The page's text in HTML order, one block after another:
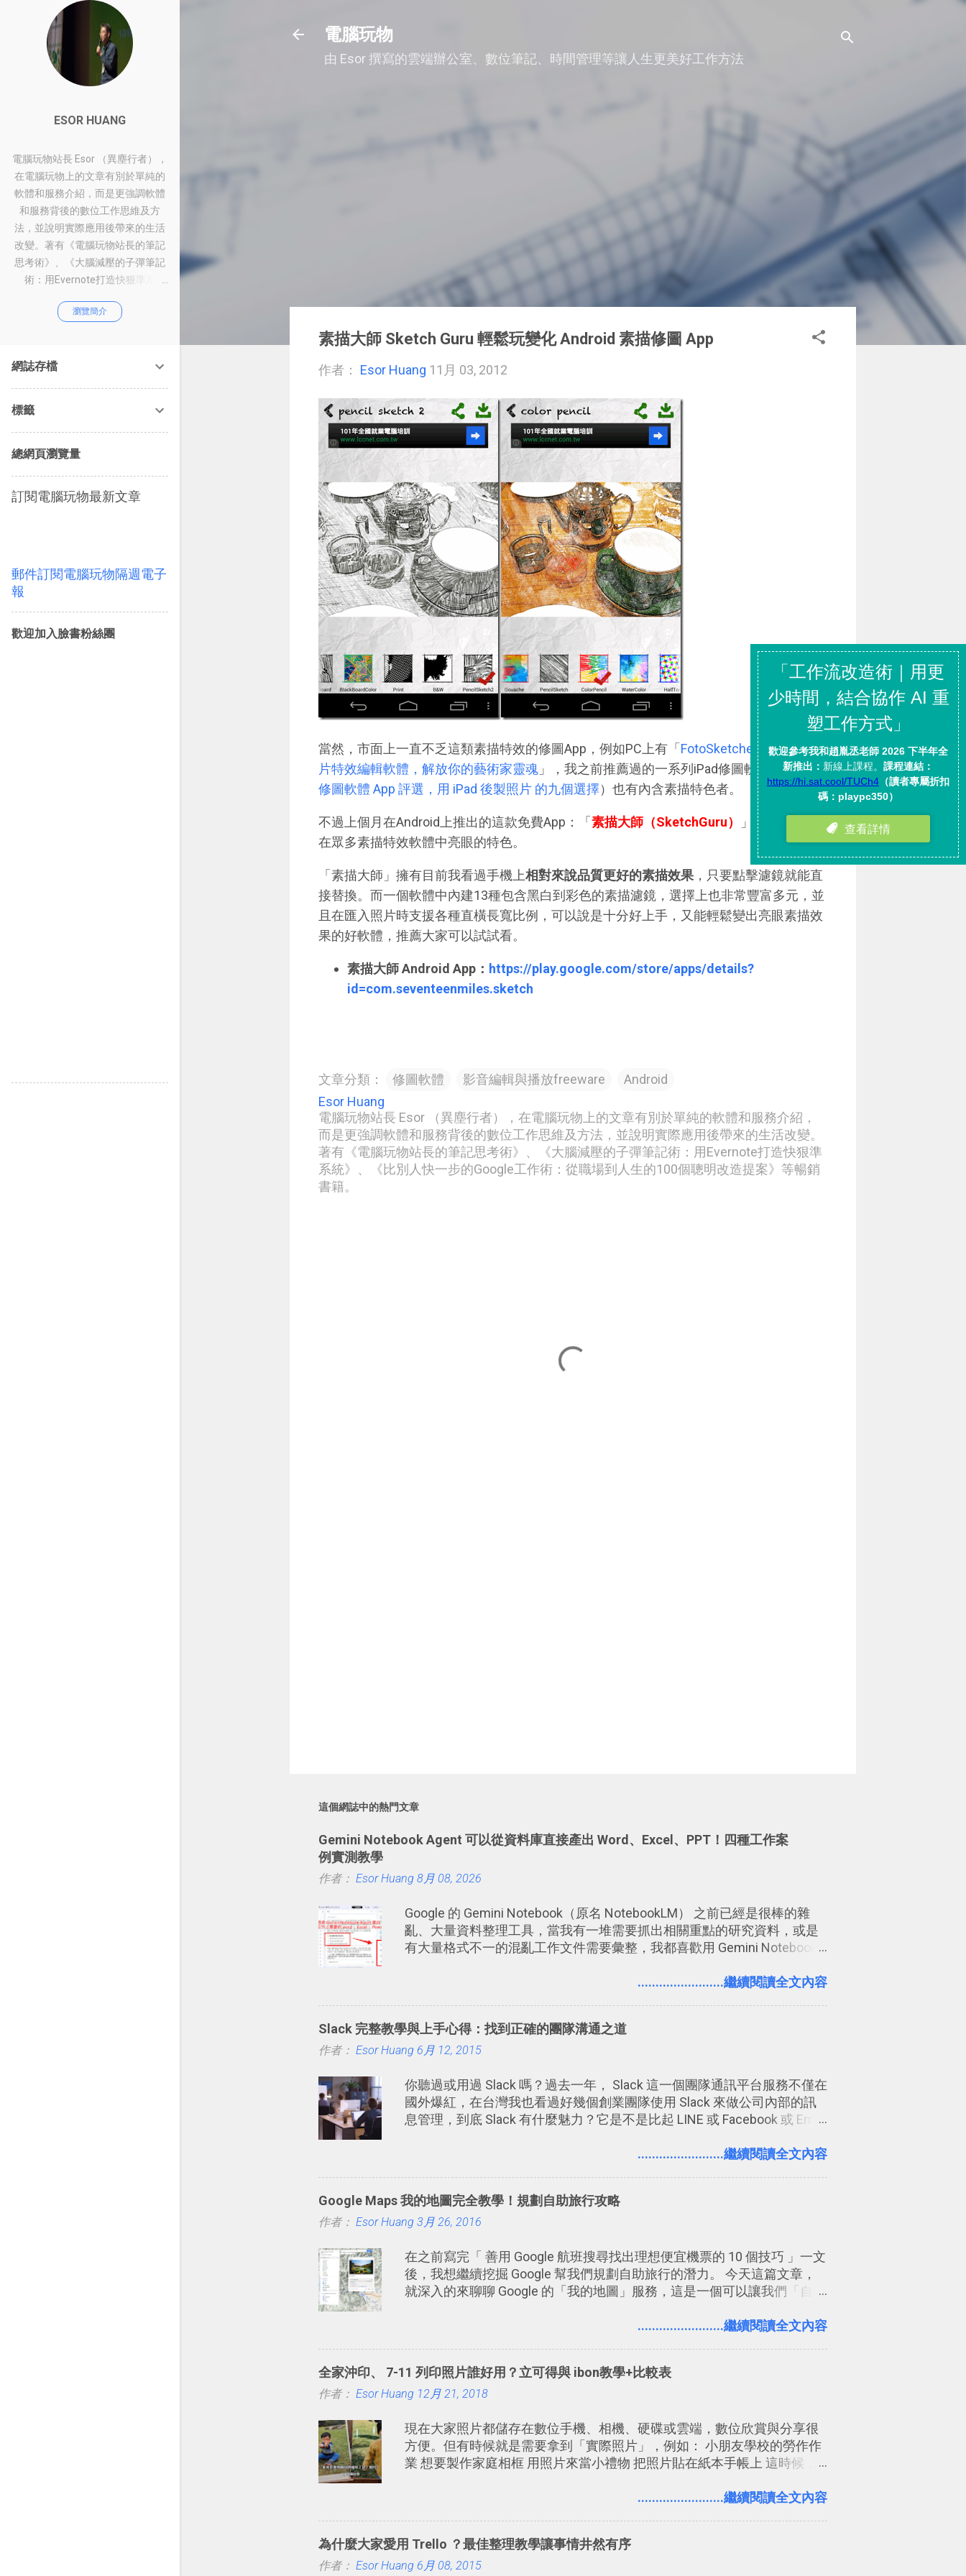
電腦玩物
由 Esor 撰寫的雲端辦公室、數位筆記、時間管理等讓人生更美好工作方法
素描大師 Sketch Guru 輕鬆玩變化 Android 素描修圖 App
作者： Esor Huang 11月 03, 2012
當然，市面上一直不乏這類素描特效的修圖App，例如PC上有「 FotoSketcher 2.0 免費相
片特效編輯軟體，解放你的藝術家靈魂 」，我之前推薦過的一系列iPad修圖軟體中（iPad
修圖軟體 App 評選，用 iPad 後製照片 的九個選擇）也有內含素描特色者。
不過上個月在Android上推出的這款免費App：「 素描大師（SketchGuru）
」，確實有著
在眾多素描特效軟體中亮眼的特色。
「素描大師」擁有目前我看過手機上相對來說品質更好的素描效果 ，只要點擊濾鏡就能直
接替換。而一個軟體中內建13種包含黑白到彩色的素描濾鏡，選擇上也非常豐富多元，並
且在匯入照片時支援各種直橫長寬比例，可以說是十分好上手，又能輕鬆變出亮眼素描效
果的好軟體，推薦大家可以試試看。
素描大師 Android App： https://play.google.com/store/apps/details?
id=com.seventeenmiles.sketch
文章分類： 修圖軟體 影音編輯與播放freeware
Android
Esor Huang
電腦玩物站長 Esor （異塵行者），在電腦玩物上的文章有別於單純的軟體和服務介紹，
而是更強調軟體和服務背後的數位工作思維及方法，並說明實際應用後帶來的生活改變。
著有《電腦玩物站長的筆記思考術》、《大腦減壓的子彈筆記術：用Evernote打造快狠準
系統》、《比別人快一步的Google工作術：從職場到人生的100個聰明改造提案》等暢銷
書籍。
這個網誌中的熱門文章
Gemini Notebook Agent 可以從資料庫直接產出 Word、Excel、PPT！四種工作案
例實測教學
作者： Esor Huang 8月 08, 2026
Google 的 Gemini Notebook（原名 NotebookLM） 之前已經是很棒的雜
亂、大量資料整理工具，當我有一堆需要抓出相關重點的研究資料，或是
有大量格式不一的混亂工作文件需要彙整，我都喜歡用 Gemini Notebook
........................繼續閱讀全文內容
Slack 完整教學與上手心得：找到正確的團隊溝通之道
作者： Esor Huang 6月 12, 2015
你聽過或用過 Slack 嗎？過去一年， Slack 這一個團隊通訊平台服務不僅在
國外爆紅，在台灣我也看過好幾個創業團隊使用 Slack 來做公司內部的訊
息管理，到底 Slack 有什麼魅力？它是不是比起 LINE 或 Facebook 或 Email
用了 Slack 一段時間，我覺得它吸引人之處有三點： 1. 「 很有趣 」：
間的聊天，不會干擾工作的討論，並且星號與釘選功能讓每個同事可以從
聊天中記錄重點。 3. 「 有彈性 」： Slack 的架構可以讓每一個團隊設計出
保持聯繫。 如果你需要中文版的同類平台，可以參考： JANDI 高效率團隊
通訊平台完整教學，比 Slack 更適合中文用戶 。 2017/3 新增 ： Sortd for
Slack： 改造 Slack 討論串介面變成專案任務排程看板
........................繼續閱讀全文內容
Google Maps 我的地圖完全教學！規劃自助旅行攻略
作者： Esor Huang 3月 26, 2016
在之前寫完「 善用 Google 航班搜尋找出理想便宜機票的 10 個技巧 」一文
後，我想繼續挖掘 Google 幫我們規劃自助旅行的潛力。 今天這篇文章，
就深入的來聊聊 Google 的「我的地圖」服務，這是一個可以讓我們「自訂
出一張一張資料地圖（例如我之前在製作一本新書時建立的「 台灣推薦空
名稱地址常常難懂，用自訂地圖就能自己取一個好辨識的名稱。 在規劃路
線之外，自訂地圖還能補充許多旅遊圖文資料，讓這張地圖就是旅遊手
遊回憶之一。 自訂地圖還能跟朋友共享合作，讓彼此都能在手機上查看這
次旅行地圖。
........................繼續閱讀全文內容
全家沖印、 7-11 列印照片誰好用？立可得與 ibon教學+比較表
作者： Esor Huang 12月 21, 2018
現在大家照片都儲存在數位手機、相機、硬碟或雲端，數位欣賞與分享很
方便。但有時候就是需要拿到「實際照片」，例如： 小朋友學校的勞作作
業 想要製作家庭相框 用照片來當小禮物 把照片貼在紙本手帳上 這時候，
間、立即拿到、價格也不貴呢？ 如果家裡沒有印表機（或是沒有好的印表
腦玩物分享過：「 不需買印表機也免隨身碟， 7-11 全家雲端列印超方便教
學 」。這篇文章則從印照片出發： 同樣的不需買印表機、不需隨身碟，就
........................繼續閱讀全文內容
為什麼大家愛用 Trello ？最佳整理教學讓事情井然有序
作者： Esor Huang 6月 08, 2015
ESOR HUANG
電腦玩物站長 Esor （異塵行者），
在電腦玩物上的文章有別於單純的
軟體和服務介紹，而是更強調軟體
和服務背後的數位工作思維及方
法，並說明實際應用後帶來的生活
改變。著有《電腦玩物站長的筆記
思考術》、《大腦減壓的子彈筆記
術：用Evernote打造快狠準系
作術：從職場到人生的100個聰明
瀏覽簡介
網誌存檔
標籤
總網頁瀏覽量
訂閱電腦玩物最新文章
郵件訂閱電腦玩物隔週電子
報
歡迎加入臉書粉絲團